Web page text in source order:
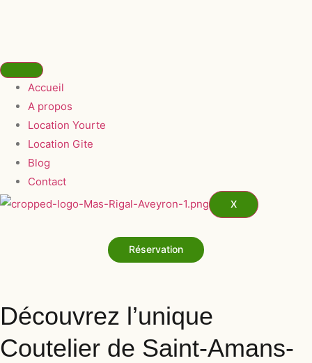
Accueil
A propos
Location Yourte
Location Gite
Blog
Contact
X
Réservation
Découvrez l’unique
Coutelier de Saint-Amans-